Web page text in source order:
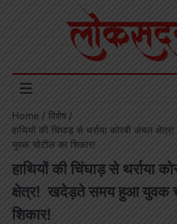
Home
विशेष
हाथियों की चिंघाड़ से थर्राया कोरबी अंचल
युवक चोटील का शिकार!
हाथियों की चिंघाड़ से थर्राया
क्षेत्र! खदेड़ते समय हुआ युवक
शिकार!